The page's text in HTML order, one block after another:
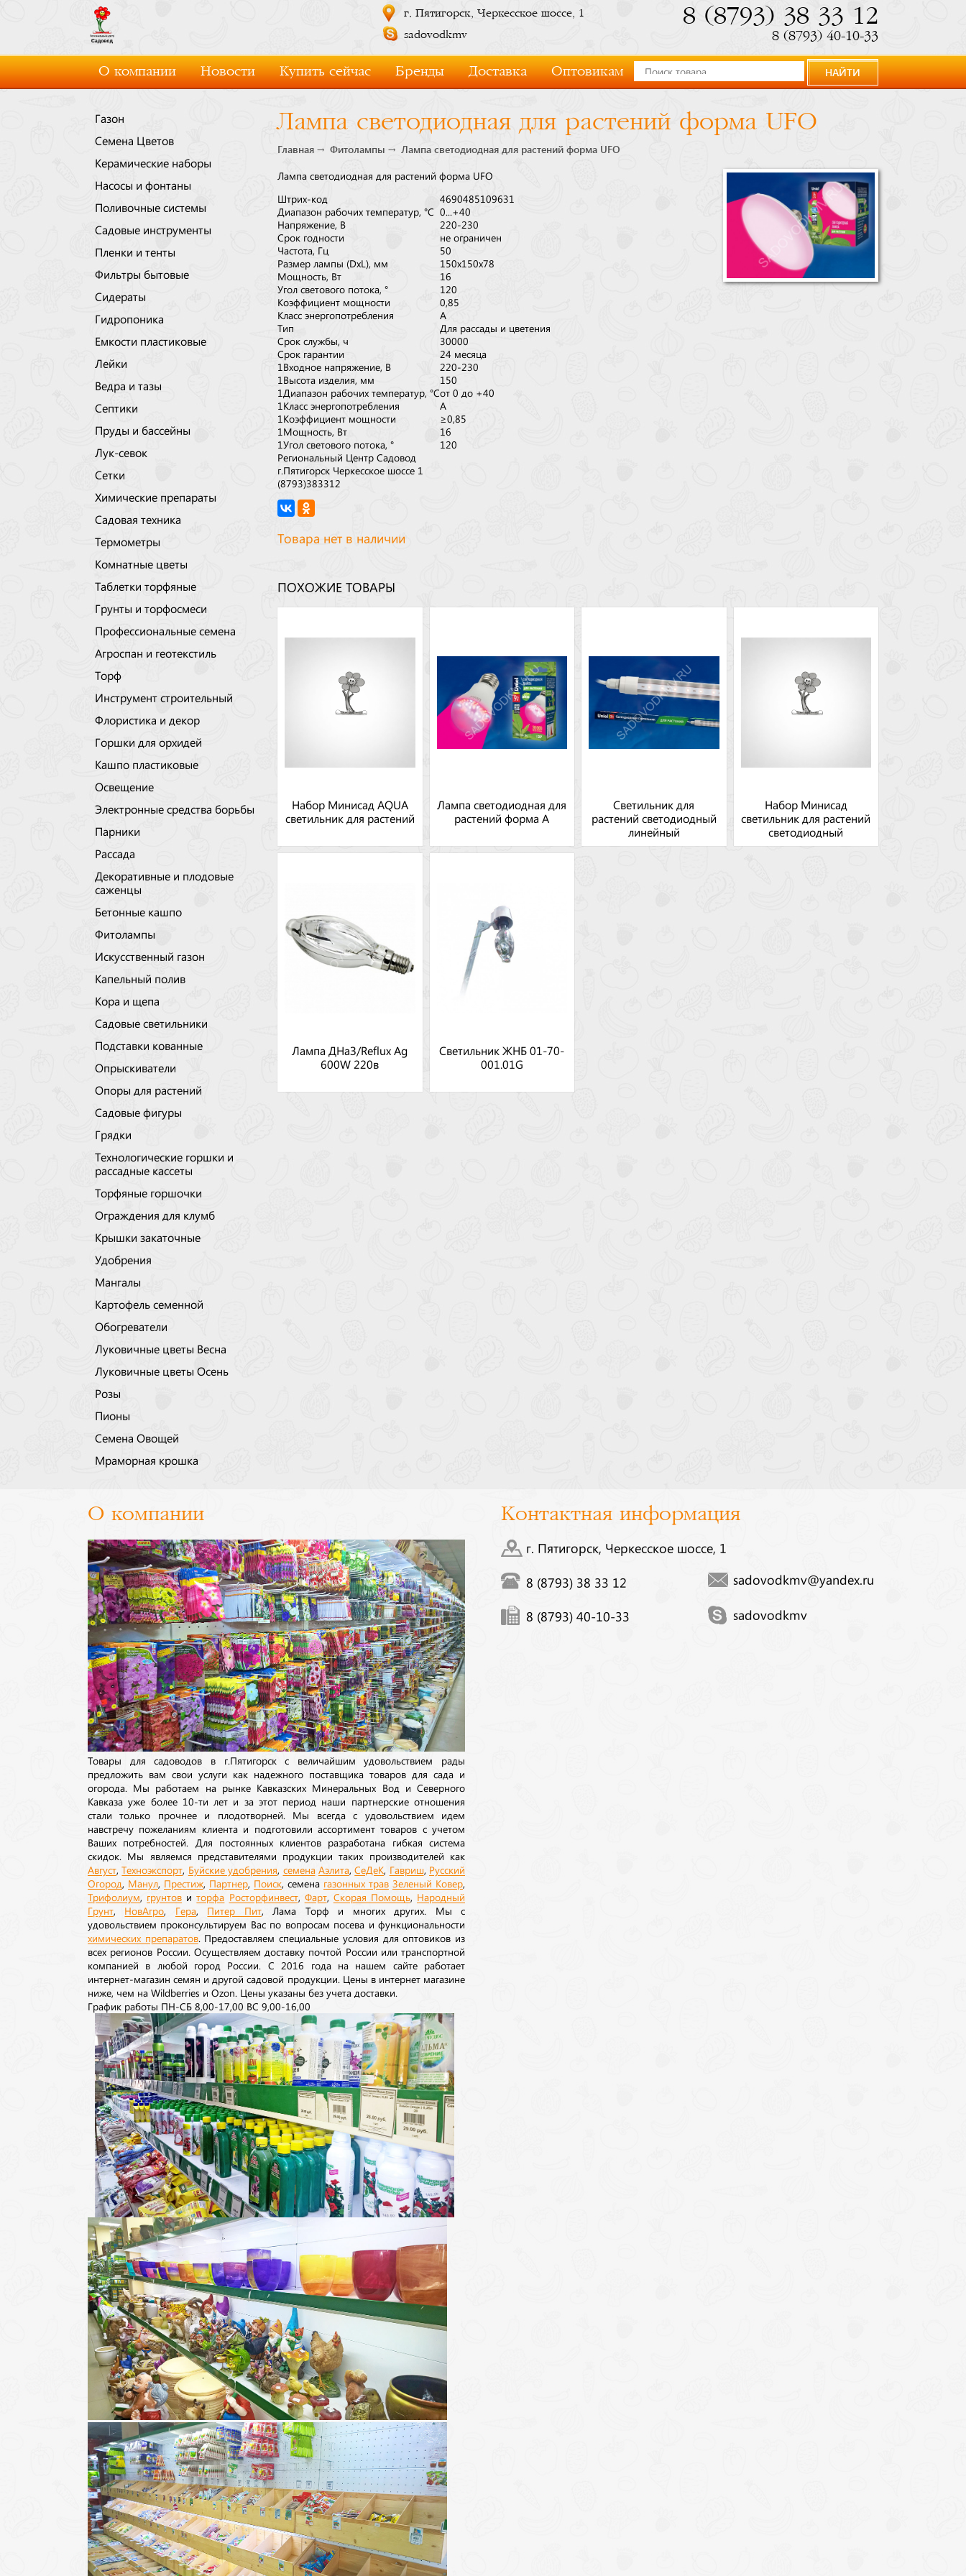
г. Пятигорск, Черкесское шоссе, 1
sadovodkmv
8 (8793) 38 33 12
8 (8793) 40-10-33
О компании Новости Купить сейчас Бренды Доставка Оптовикам НАЙТИ
Газон
Семена Цветов
Керамические наборы
Насосы и фонтаны
Поливочные системы
Садовые инструменты
Пленки и тенты
Фильтры бытовые
Сидераты
Гидропоника
Емкости пластиковые
Лейки
Ведра и тазы
Септики
Пруды и бассейны
Лук-севок
Сетки
Химические препараты
Садовая техника
Термометры
Комнатные цветы
Таблетки торфяные
Грунты и торфосмеси
Профессиональные семена
Агроспан и геотекстиль
Торф
Инструмент строительный
Флористика и декор
Горшки для орхидей
Кашпо пластиковые
Освещение
Электронные средства борьбы
Парники
Рассада
Декоративные и плодовые
саженцы
Бетонные кашпо
Фитолампы
Искусственный газон
Капельный полив
Кора и щепа
Садовые светильники
Подставки кованные
Опрыскиватели
Опоры для растений
Садовые фигуры
Грядки
Технологические горшки и
рассадные кассеты
Торфяные горшочки
Ограждения для клумб
Крышки закаточные
Удобрения
Мангалы
Картофель семенной
Обогреватели
Луковичные цветы Весна
Луковичные цветы Осень
Розы
Пионы
Семена Овощей
Мраморная крошка
Лампа светодиодная для растений форма UFO
Главная Фитолампы Лампа светодиодная для растений форма UFO
Лампа светодиодная для растений форма UFO
Штрих-код 4690485109631
Диапазон рабочих температур, °С 0...+40
Напряжение, В 220-230
Срок годности не ограничен
Частота, Гц 50
Размер лампы (DxL), мм 150х150х78
Мощность, Вт 16
Угол светового потока, ° 120
Коэффициент мощности 0,85
Класс энергопотребления А
Тип Для рассады и цветения
Срок службы, ч 30000
Срок гарантии 24 месяца
1Входное напряжение, В 220-230
1Высота изделия, мм 150
1Диапазон рабочих температур, °Сот 0 до +40
1Класс энергопотребления A
1Коэффициент мощности ≥0,85
1Мощность, Вт 16
1Угол светового потока, ° 120
Региональный Центр Садовод
г.Пятигорск Черкесское шоссе 1
(8793)383312
Товара нет в наличии
ПОХОЖИЕ ТОВАРЫ
Набор Минисад AQUA
светильник для растений
Лампа светодиодная для
растений форма А
Светильник для
растений светодиодный
линейный
Набор Минисад
светильник для растений
светодиодный
Лампа ДНаЗ/Reflux Ag
600W 220в
Светильник ЖНБ 01-70-
001.01G
О компании
Товары для садоводов в г.Пятигорск с величайшим удовольствием рады
предложить вам свои услуги как надежного поставщика товаров для сада и
огорода. Мы работаем на рынке Кавказских Минеральных Вод и Северного
Кавказа уже более 10-ти лет и за этот период наши партнерские отношения
стали только прочнее и плодотворней. Мы всегда с удовольствием идем
навстречу пожеланиям клиента и подготовили ассортимент товаров с учетом
Ваших потребностей. Для постоянных клиентов разработана гибкая система
скидок. Мы являемся представителями продукции таких производителей как
Август ,Техноэкспорт Буйские удобрения семена Аэлита,СеДеК Гавриш Русский
Огород Манул Престиж Партнер Поиск , семена газонных трав Зеленый Ковер
Трифолиум грунтов иторфа Росторфинвест, Фарт, Скорая Помощь Народный
Грунт НовАгро Гера, Питер Пит, Лама Торф и многих других. Мы с
удовольствием проконсультируем Вас по вопросам посева и функциональности
химических препаратов. Предоставляем специальные условия для оптовиков из
всех регионов России. Осуществляем доставку почтой России или транспортной
компанией в любой город России. С 2016 года на нашем сайте работает
интернет-магазин семян и другой садовой продукции. Цены в интернет магазине
ниже, чем на Wildberries и Ozon. Цены указаны без учета доставки.
График работы ПН-СБ 8,00-17,00 ВС 9,00-16,00
Контактная информация
г. Пятигорск, Черкесское шоссе, 1
8 (8793) 38 33 12
8 (8793) 40-10-33
sadovodkmv@yandex.ru
sadovodkmv